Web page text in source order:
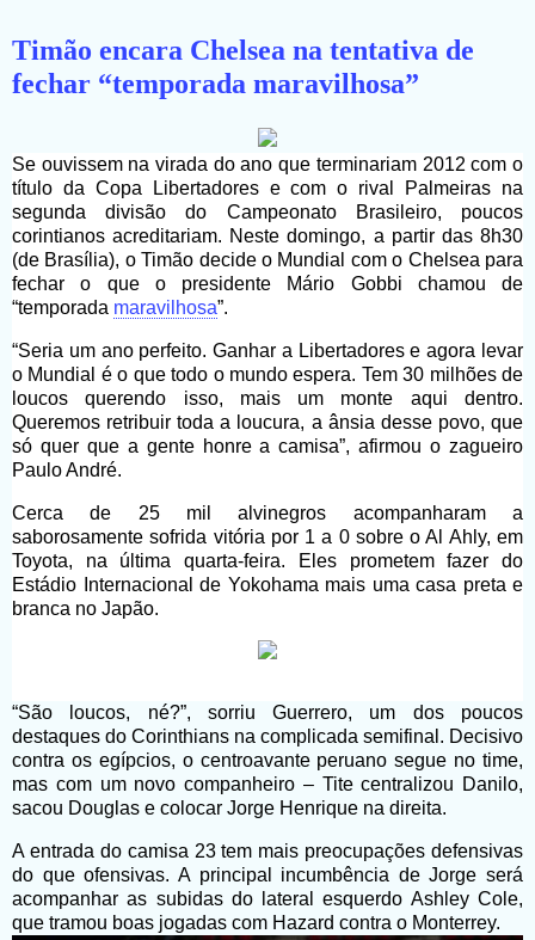
Timão encara Chelsea na tentativa de
fechar “temporada maravilhosa”
Se ouvissem na virada do ano que terminariam 2012 com o
título da Copa Libertadores e com o rival Palmeiras na
segunda divisão do Campeonato Brasileiro, poucos
corintianos acreditariam. Neste domingo, a partir das 8h30
(de Brasília), o Timão decide o Mundial com o Chelsea para
fechar o que o presidente Mário Gobbi chamou de
“temporada maravilhosa”.
“Seria um ano perfeito. Ganhar a Libertadores e agora levar
o Mundial é o que todo o mundo espera. Tem 30 milhões de
loucos querendo isso, mais um monte aqui dentro.
Queremos retribuir toda a loucura, a ânsia desse povo, que
só quer que a gente honre a camisa”, afirmou o zagueiro
Paulo André.
Cerca de 25 mil alvinegros acompanharam a
saborosamente sofrida vitória por 1 a 0 sobre o Al Ahly, em
Toyota, na última quarta-feira. Eles prometem fazer do
Estádio Internacional de Yokohama mais uma casa preta e
branca no Japão.
“São loucos, né?”, sorriu Guerrero, um dos poucos
destaques do Corinthians na complicada semifinal. Decisivo
contra os egípcios, o centroavante peruano segue no time,
mas com um novo companheiro – Tite centralizou Danilo,
sacou Douglas e colocar Jorge Henrique na direita.
A entrada do camisa 23 tem mais preocupações defensivas
do que ofensivas. A principal incumbência de Jorge será
acompanhar as subidas do lateral esquerdo Ashley Cole,
que tramou boas jogadas com Hazard contra o Monterrey.